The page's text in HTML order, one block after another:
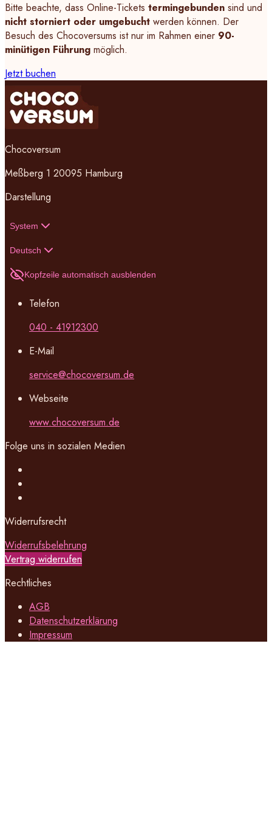
Bitte beachte, dass Online-Tickets termingebunden sind und
nicht storniert oder umgebucht werden können. Der
Besuch des Chocoversums ist nur im Rahmen einer 90-
minütigen Führung möglich.
Jetzt buchen
Chocoversum
Meßberg 1 20095 Hamburg
Darstellung
System
Deutsch
Kopfzeile automatisch ausblenden
Telefon
040 - 41912300
E-Mail
service@chocoversum.de
Webseite
www.chocoversum.de
Folge uns in sozialen Medien
Widerrufsrecht
Widerrufsbelehrung
Vertrag widerrufen
Rechtliches
AGB
Datenschutzerklärung
Impressum